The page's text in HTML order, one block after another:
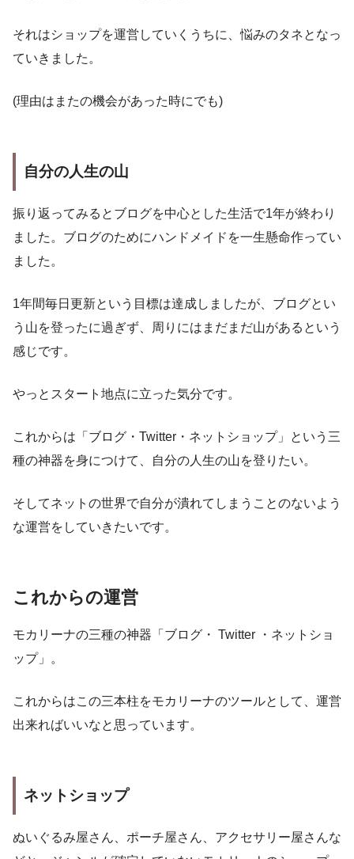
それはショップを運営していくうちに、悩みのタネとなっ
ていきました。
(理由はまたの機会があった時にでも)
自分の人生の山
振り返ってみるとブログを中心とした生活で1年が終わり
ました。ブログのためにハンドメイドを一生懸命作ってい
ました。
1年間毎日更新という目標は達成しましたが、ブログとい
う山を登ったに過ぎず、周りにはまだまだ山があるという
感じです。
やっとスタート地点に立った気分です。
これからは「ブログ・Twitter・ネットショップ」という三
種の神器を身につけて、自分の人生の山を登りたい。
そしてネットの世界で自分が潰れてしまうことのないよう
な運営をしていきたいです。
これからの運営
モカリーナの三種の神器「ブログ・ Twitter ・ネットショ
ップ」。
これからはこの三本柱をモカリーナのツールとして、運営
出来ればいいなと思っています。
ネットショップ
ぬいぐるみ屋さん、ポーチ屋さん、アクセサリー屋さんな